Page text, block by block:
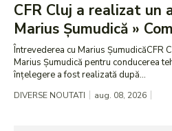
CFR Cluj a realizat un
Marius Șumudică »
Întrevederea cu Marius ȘumudicăCFR
Marius Șumudică pentru conducerea
înțelegere a fost realizată după...
DIVERSE NOUTATI aug. 08, 2026